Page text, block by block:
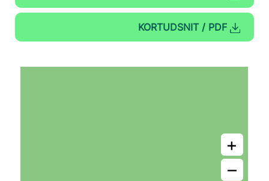
KORTUDSNIT / PDF
+
–